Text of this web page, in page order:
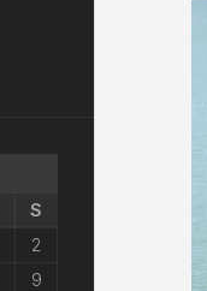
S
2
9